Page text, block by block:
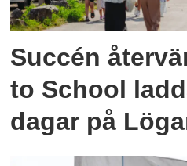
Succén
to School
dagar på